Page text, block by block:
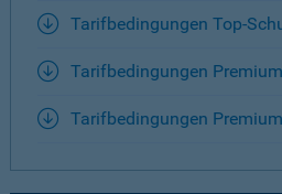
Tarifbedingungen Top-
Tarifbedingungen
Tarifbedingungen